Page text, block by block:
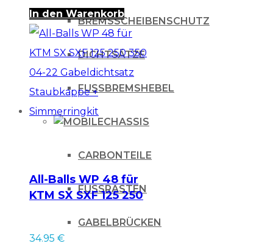
BREMSSCHEIBENSCHUTZ
DICHTSÄTZE
FUSSBREMSHEBEL
CHASSIS
CARBONTEILE
FUSSRASTEN
GABELBRÜCKEN
In den Warenkorb
All-Balls WP 48 für
KTM SX SXF 125 250
Gabeldichtsatz
Staubkappe +
34.95 €